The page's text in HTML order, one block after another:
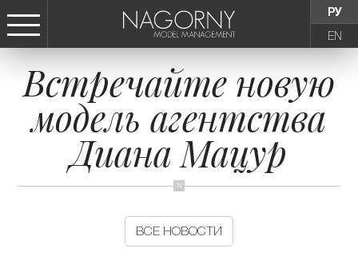
РУ
EN
СТАТЬ МОДЕЛЬЮ
ДЕВУШКИ
ТИНЕЙДЖЕРЫ
ДЕТИ
Встречайте новую
модель агентства
Диана Мацур
ВСЕ НОВОСТИ